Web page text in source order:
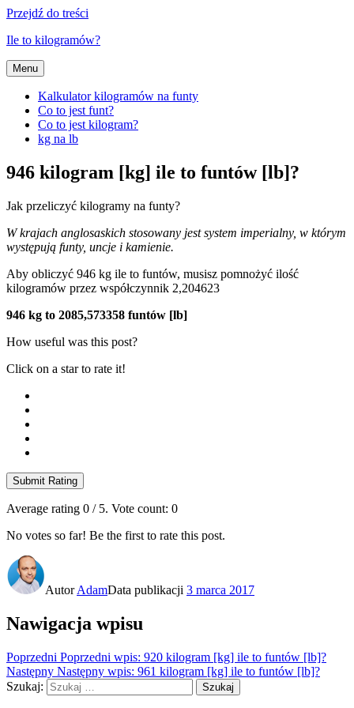
Przejdź do treści
Ile to kilogramów?
Menu
Kalkulator kilogramów na funty
Co to jest funt?
Co to jest kilogram?
kg na lb
946 kilogram [kg] ile to funtów [lb]?
Jak przeliczyć kilogramy na funty?
W krajach anglosaskich stosowany jest system imperialny, w którym
występują funty, uncje i kamienie.
Aby obliczyć 946 kg ile to funtów, musisz pomnożyć ilość
kilogramów przez współczynnik 2,204623
946 kg to 2085,573358 funtów [lb]
How useful was this post?
Click on a star to rate it!
Submit Rating
Average rating 0 / 5. Vote count: 0
No votes so far! Be the first to rate this post.
AutorAdamData publikacji 3 marca 2017
Nawigacja wpisu
Poprzedni Poprzedni wpis: 920 kilogram [kg] ile to funtów [lb]?
Następny Następny wpis: 961 kilogram [kg] ile to funtów [lb]?
Szukaj:
Szukaj